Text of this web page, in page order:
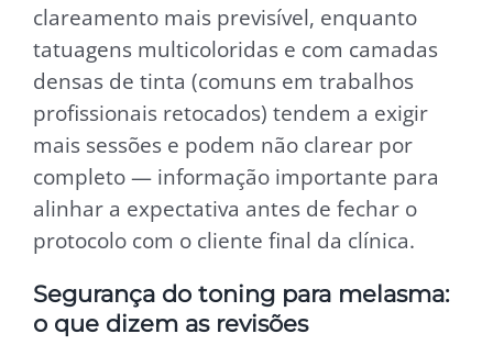
clareamento mais previsível, enquanto
tatuagens multicoloridas e com camadas
densas de tinta (comuns em trabalhos
profissionais retocados) tendem a exigir
mais sessões e podem não clarear por
completo — informação importante para
alinhar a expectativa antes de fechar o
protocolo com o cliente final da clínica.
Segurança do toning para melasma:
o que dizem as revisões